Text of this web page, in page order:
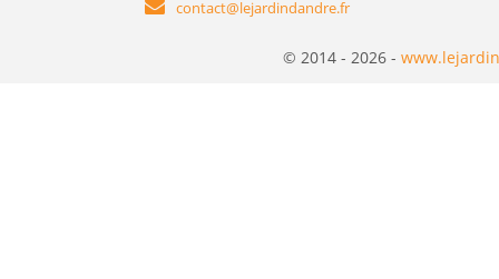
contact@lejardindandre.fr
© 2014 - 2026 -